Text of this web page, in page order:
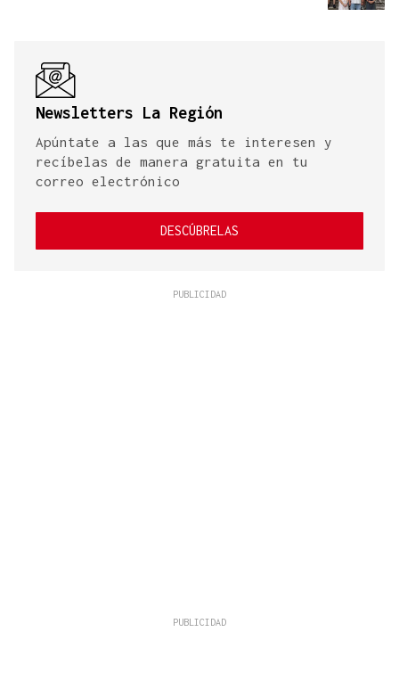
Newsletters La Región
Apúntate a las que más te interesen y
recíbelas de manera gratuita en tu
correo electrónico
DESCÚBRELAS